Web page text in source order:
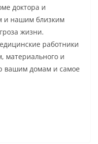
доктора и
и нашим близким
жизни.
работники
материального и
вашим домам и самое